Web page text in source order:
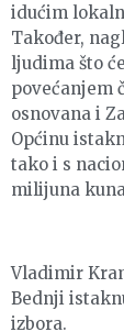
idućim
Također,
ljudima što
povećanjem
osnovana i
Općinu
tako i s
milijuna
Vladimir
Bednji
izbora.